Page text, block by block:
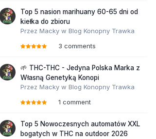
Top 5 nasion marihuany 60-65 dni od
kiełka do zbioru
Przez Macky w Blog Konopny Trawka
3 comments
🌱 THC-THC - Jedyna Polska Marka z
Własną Genetyką Konopi
Przez Macky w Blog Konopny Trawka
1 comment
Top 5 Nowoczesnych automatów XXL
bogatych w THC na outdoor 2026